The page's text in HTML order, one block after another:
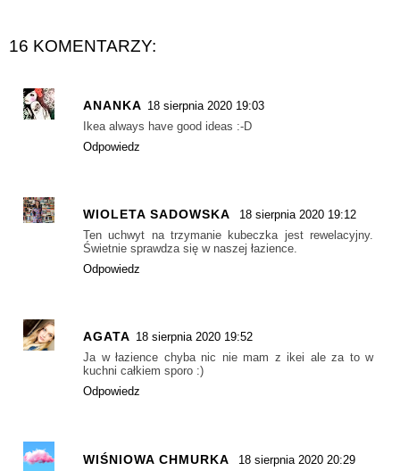
16 KOMENTARZY:
ANANKA 18 sierpnia 2020 19:03
Ikea always have good ideas :-D
Odpowiedz
WIOLETA SADOWSKA
18 sierpnia 2020 19:12
Ten uchwyt na trzymanie kubeczka jest rewelacyjny.
Świetnie sprawdza się w naszej łazience.
Odpowiedz
AGATA 18 sierpnia 2020 19:52
Ja w łazience chyba nic nie mam z ikei ale za to w
kuchni całkiem sporo :)
Odpowiedz
WIŚNIOWA CHMURKA
18 sierpnia 2020 20:29